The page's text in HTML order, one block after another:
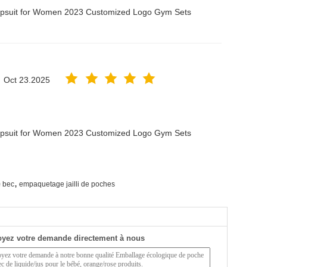
for Women 2023 Customized Logo Gym Sets
Oct 23.2025
for Women 2023 Customized Logo Gym Sets
bec, empaquetage jailli de poches
votre demande directement à nous